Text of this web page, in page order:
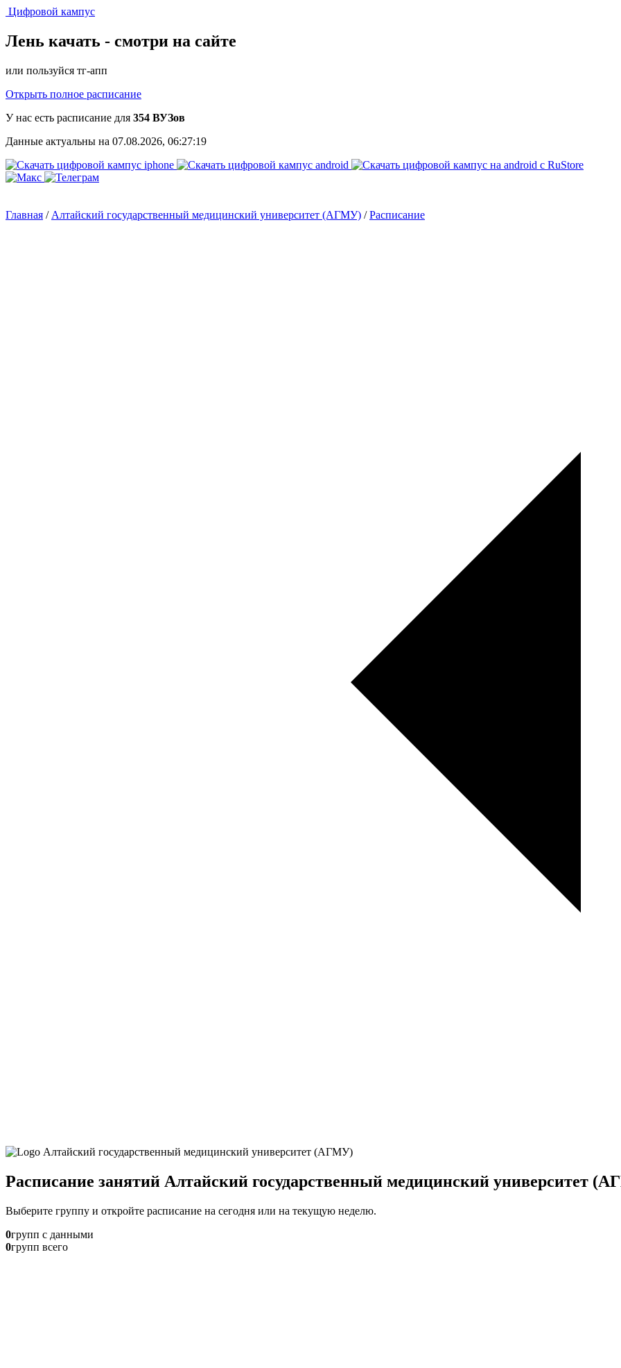
Цифровой кампус
Лень качать - смотри на сайте
или пользуйся тг-апп
Открыть полное расписание
У нас есть расписание для 354 ВУЗов
Данные актуальны на 07.08.2026, 06:27:19
Главная / Алтайский государственный медицинский университет (АГМУ) /Расписание
Расписание занятий Алтайский государственный медицинский университет
Выберите группу и откройте расписание на сегодня или на текущую неделю.
0групп с данными
0групп всего